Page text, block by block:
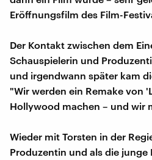
Eröffnungsfilm des Film-
Der Kontakt zwischen dem
Schauspielerin und
und irgendwann später kam
"Wir werden ein Remake von
Hollywood machen – und wir
Wieder mit Torsten in der
Produzentin und als die junge